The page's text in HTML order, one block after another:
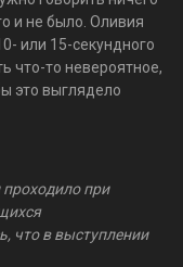
и не было. Оливия
или 15-секундного
что-то невероятное,
это выглядело
при
что в выступлении